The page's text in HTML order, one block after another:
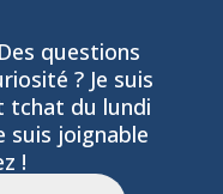
questions
? Je suis
tchat du lundi
suis joignable
!